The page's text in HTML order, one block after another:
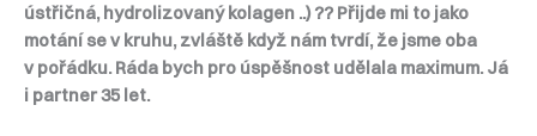
ústřičná, hydrolizovaný kolagen ..) ?? Přijde mi to jako
motání se v kruhu, zvláště když nám tvrdí, že jsme oba
v pořádku. Ráda bych pro úspěšnost udělala maximum. Já
i partner 35 let.